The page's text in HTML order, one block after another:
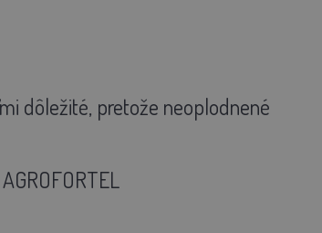
dôležité, pretože neoplodnené